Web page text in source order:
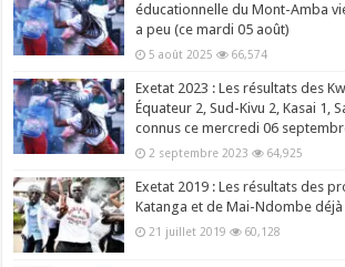
éducationnelle du Mont-Amba
a peu (ce mardi 05 août)
5 août 2025 66,574
Exetat 2023 : Les résultats des
Équateur 2, Sud-Kivu 2, Kasai 1,
connus ce mercredi 06
2 septembre 2023 64,925
Exetat 2019 : Les résultats des
Katanga et de Mai-Ndombe
21 juillet 2019 60,128